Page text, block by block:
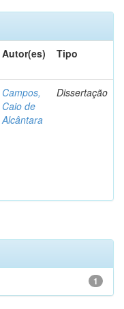
Autor(es) Tipo
Campos,
Caio de
Alcântara
Dissertação
1